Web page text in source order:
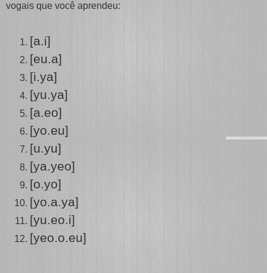
vogais que você aprendeu:
[a.i]
[eu.a]
[i.ya]
[yu.ya]
[a.eo]
[yo.eu]
[u.yu]
[ya.yeo]
[o.yo]
[yo.a.ya]
[yu.eo.i]
[yeo.o.eu]